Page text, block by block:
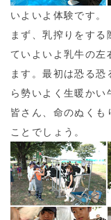
いよいよ体験です。
まず、乳搾りをする
ていよいよ乳牛の左
ます。最初は恐る
ら勢いよく生暖かい
皆さん、命のぬくも
ことでしょう。